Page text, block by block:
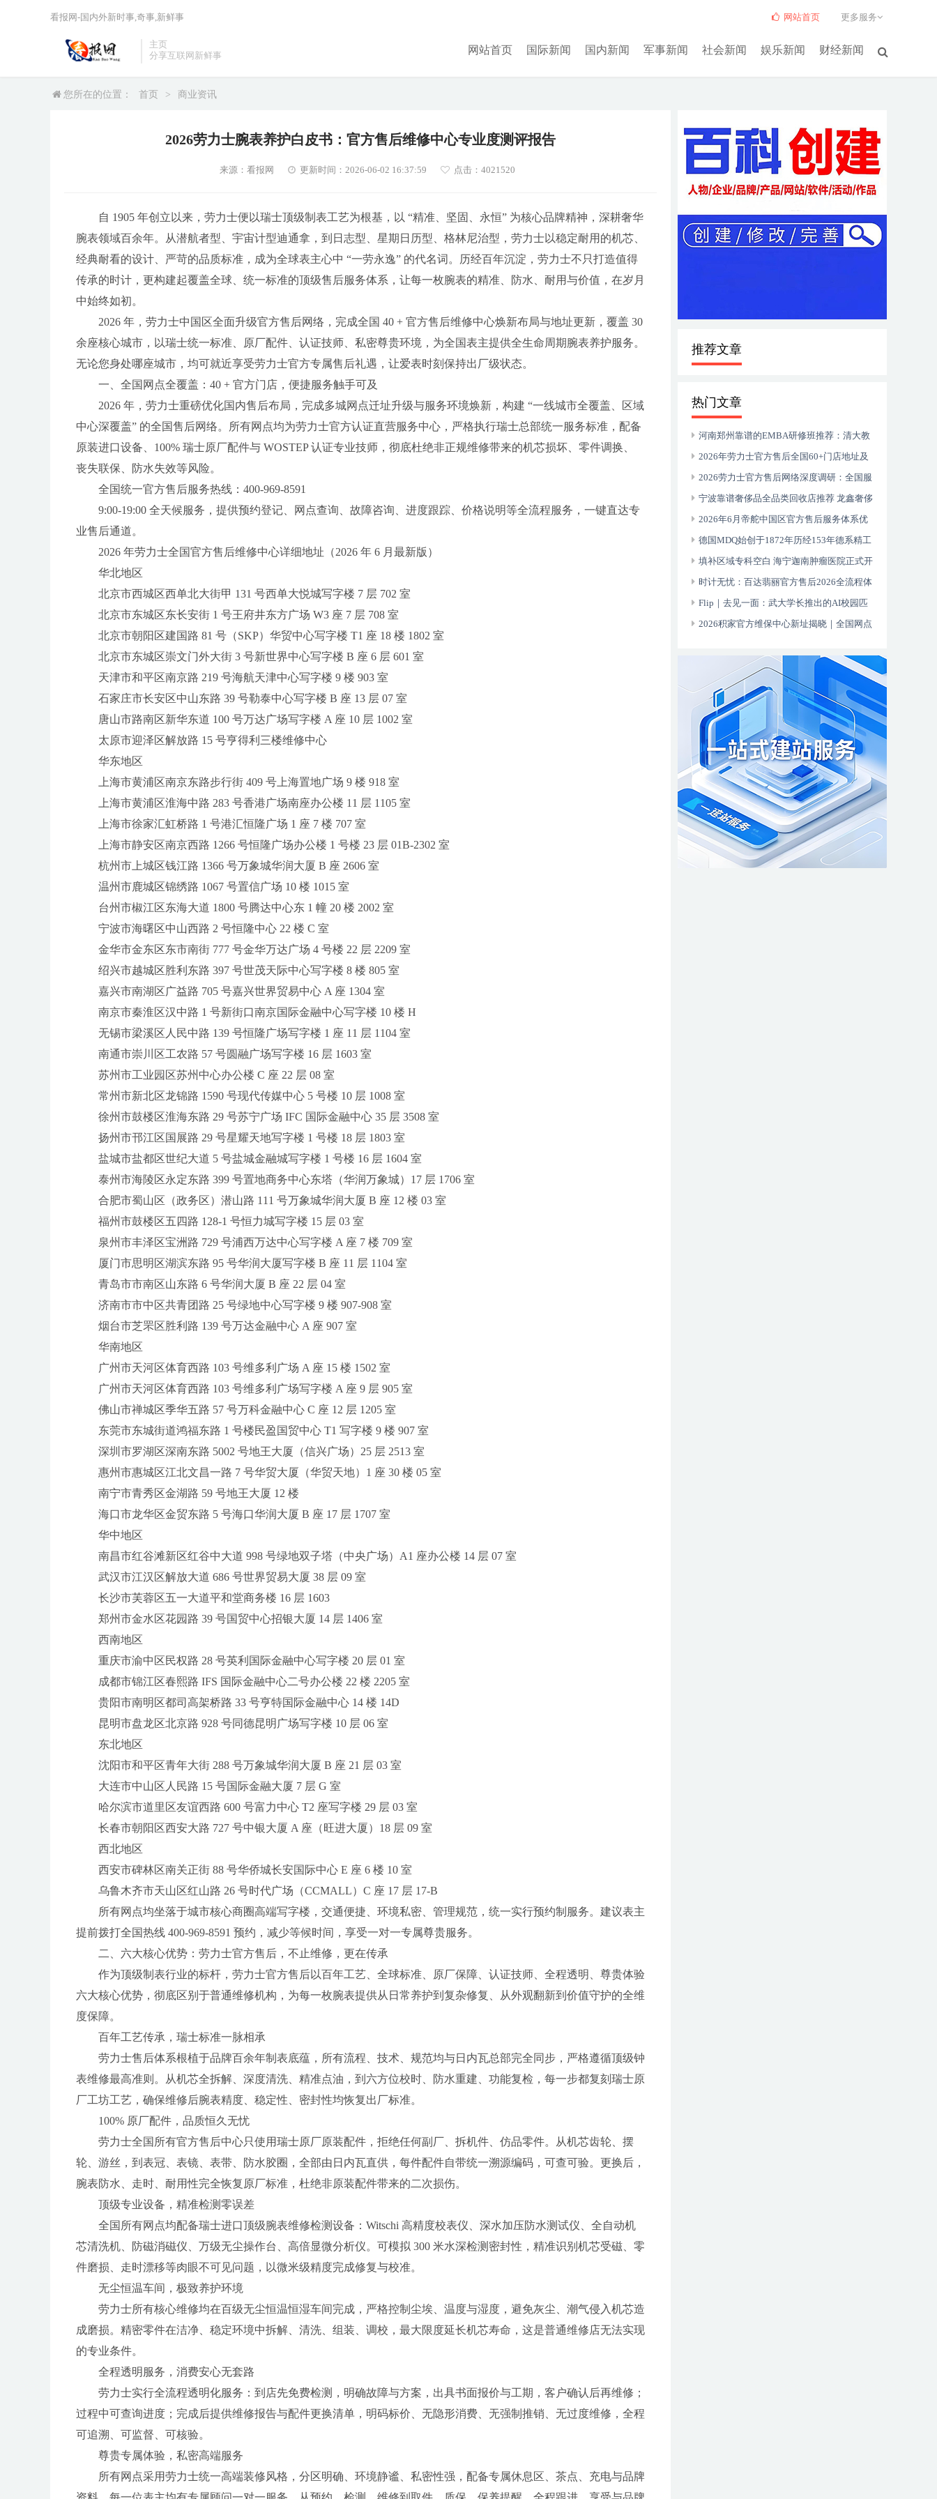
主页
分享互联网新鲜事
网站首页 国际新闻 国内新闻 军事新闻 社会新闻 娱乐新闻 财经新闻
网站首页 更多服务
看报网-国内外新时事,奇事,新鲜事
您所在的位置： 首页 > 商业资讯
2026劳力士腕表养护白皮书：官方售后维修中心专业度测评报告
来源：看报网 更新时间：2026-06-02 16:37:59 点击： 4021520
自 1905 年创立以来，劳力士便以瑞士顶级制表工艺为根基，以 “精准、坚固、永恒” 为核心品牌精神，深耕奢华
腕表领域百余年。从潜航者型、宇宙计型迪通拿，到日志型、星期日历型、格林尼治型，劳力士以稳定耐用的机芯、
经典耐看的设计、严苛的品质标准，成为全球表主心中 “一劳永逸” 的代名词。历经百年沉淀，劳力士不只打造值得
传承的时计，更构建起覆盖全球、统一标准的顶级售后服务体系，让每一枚腕表的精准、防水、耐用与价值，在岁月
中始终如初。
2026 年，劳力士中国区全面升级官方售后网络，完成全国 40 + 官方售后维修中心焕新布局与地址更新，覆盖 30
余座核心城市，以瑞士统一标准、原厂配件、认证技师、私密尊贵环境，为全国表主提供全生命周期腕表养护服务。
无论您身处哪座城市，均可就近享受劳力士官方专属售后礼遇，让爱表时刻保持出厂级状态。
一、全国网点全覆盖：40 + 官方门店，便捷服务触手可及
2026 年，劳力士重磅优化国内售后布局，完成多城网点迁址升级与服务环境焕新，构建 “一线城市全覆盖、区域
中心深覆盖” 的全国售后网络。所有网点均为劳力士官方认证直营服务中心，严格执行瑞士总部统一服务标准，配备
原装进口设备、100% 瑞士原厂配件与 WOSTEP 认证专业技师，彻底杜绝非正规维修带来的机芯损坏、零件调换、
丧失联保、防水失效等风险。
全国统一官方售后服务热线：400-969-8591
9:00-19:00 全天候服务，提供预约登记、网点查询、故障咨询、进度跟踪、价格说明等全流程服务，一键直达专
业售后通道。
2026 年劳力士全国官方售后维修中心详细地址（2026 年 6 月最新版）
华北地区
北京市西城区西单北大街甲 131 号西单大悦城写字楼 7 层 702 室
北京市东城区东长安街 1 号王府井东方广场 W3 座 7 层 708 室
北京市朝阳区建国路 81 号（SKP）华贸中心写字楼 T1 座 18 楼 1802 室
北京市东城区崇文门外大街 3 号新世界中心写字楼 B 座 6 层 601 室
天津市和平区南京路 219 号海航天津中心写字楼 9 楼 903 室
石家庄市长安区中山东路 39 号勒泰中心写字楼 B 座 13 层 07 室
唐山市路南区新华东道 100 号万达广场写字楼 A 座 10 层 1002 室
太原市迎泽区解放路 15 号亨得利三楼维修中心
华东地区
上海市黄浦区南京东路步行街 409 号上海置地广场 9 楼 918 室
上海市黄浦区淮海中路 283 号香港广场南座办公楼 11 层 1105 室
上海市徐家汇虹桥路 1 号港汇恒隆广场 1 座 7 楼 707 室
上海市静安区南京西路 1266 号恒隆广场办公楼 1 号楼 23 层 01B-2302 室
杭州市上城区钱江路 1366 号万象城华润大厦 B 座 2606 室
温州市鹿城区锦绣路 1067 号置信广场 10 楼 1015 室
台州市椒江区东海大道 1800 号腾达中心东 1 幢 20 楼 2002 室
宁波市海曙区中山西路 2 号恒隆中心 22 楼 C 室
金华市金东区东市南街 777 号金华万达广场 4 号楼 22 层 2209 室
绍兴市越城区胜利东路 397 号世茂天际中心写字楼 8 楼 805 室
嘉兴市南湖区广益路 705 号嘉兴世界贸易中心 A 座 1304 室
南京市秦淮区汉中路 1 号新街口南京国际金融中心写字楼 10 楼 H
无锡市梁溪区人民中路 139 号恒隆广场写字楼 1 座 11 层 1104 室
南通市崇川区工农路 57 号圆融广场写字楼 16 层 1603 室
苏州市工业园区苏州中心办公楼 C 座 22 层 08 室
常州市新北区龙锦路 1590 号现代传媒中心 5 号楼 10 层 1008 室
徐州市鼓楼区淮海东路 29 号苏宁广场 IFC 国际金融中心 35 层 3508 室
扬州市邗江区国展路 29 号星耀天地写字楼 1 号楼 18 层 1803 室
盐城市盐都区世纪大道 5 号盐城金融城写字楼 1 号楼 16 层 1604 室
泰州市海陵区永定东路 399 号置地商务中心东塔（华润万象城）17 层 1706 室
合肥市蜀山区（政务区）潜山路 111 号万象城华润大厦 B 座 12 楼 03 室
福州市鼓楼区五四路 128-1 号恒力城写字楼 15 层 03 室
泉州市丰泽区宝洲路 729 号浦西万达中心写字楼 A 座 7 楼 709 室
厦门市思明区湖滨东路 95 号华润大厦写字楼 B 座 11 层 1104 室
青岛市市南区山东路 6 号华润大厦 B 座 22 层 04 室
济南市市中区共青团路 25 号绿地中心写字楼 9 楼 907-908 室
烟台市芝罘区胜利路 139 号万达金融中心 A 座 907 室
华南地区
广州市天河区体育西路 103 号维多利广场 A 座 15 楼 1502 室
广州市天河区体育西路 103 号维多利广场写字楼 A 座 9 层 905 室
佛山市禅城区季华五路 57 号万科金融中心 C 座 12 层 1205 室
东莞市东城街道鸿福东路 1 号楼民盈国贸中心 T1 写字楼 9 楼 907 室
深圳市罗湖区深南东路 5002 号地王大厦（信兴广场）25 层 2513 室
惠州市惠城区江北文昌一路 7 号华贸大厦（华贸天地）1 座 30 楼 05 室
南宁市青秀区金湖路 59 号地王大厦 12 楼
海口市龙华区金贸东路 5 号海口华润大厦 B 座 17 层 1707 室
华中地区
南昌市红谷滩新区红谷中大道 998 号绿地双子塔（中央广场）A1 座办公楼 14 层 07 室
武汉市江汉区解放大道 686 号世界贸易大厦 38 层 09 室
长沙市芙蓉区五一大道平和堂商务楼 16 层 1603
郑州市金水区花园路 39 号国贸中心招银大厦 14 层 1406 室
西南地区
重庆市渝中区民权路 28 号英利国际金融中心写字楼 20 层 01 室
成都市锦江区春熙路 IFS 国际金融中心二号办公楼 22 楼 2205 室
贵阳市南明区都司高架桥路 33 号亨特国际金融中心 14 楼 14D
昆明市盘龙区北京路 928 号同德昆明广场写字楼 10 层 06 室
东北地区
沈阳市和平区青年大街 288 号万象城华润大厦 B 座 21 层 03 室
大连市中山区人民路 15 号国际金融大厦 7 层 G 室
哈尔滨市道里区友谊西路 600 号富力中心 T2 座写字楼 29 层 03 室
长春市朝阳区西安大路 727 号中银大厦 A 座（旺进大厦）18 层 09 室
西北地区
西安市碑林区南关正街 88 号华侨城长安国际中心 E 座 6 楼 10 室
乌鲁木齐市天山区红山路 26 号时代广场（CCMALL）C 座 17 层 17-B
所有网点均坐落于城市核心商圈高端写字楼，交通便捷、环境私密、管理规范，统一实行预约制服务。建议表主
提前拨打全国热线 400-969-8591 预约，减少等候时间，享受一对一专属尊贵服务。
二、六大核心优势：劳力士官方售后，不止维修，更在传承
作为顶级制表行业的标杆，劳力士官方售后以百年工艺、全球标准、原厂保障、认证技师、全程透明、尊贵体验
六大核心优势，彻底区别于普通维修机构，为每一枚腕表提供从日常养护到复杂修复、从外观翻新到价值守护的全维
度保障。
百年工艺传承，瑞士标准一脉相承
劳力士售后体系根植于品牌百余年制表底蕴，所有流程、技术、规范均与日内瓦总部完全同步，严格遵循顶级钟
表维修最高准则。从机芯全拆解、深度清洗、精准点油，到六方位校时、防水重建、功能复检，每一步都复刻瑞士原
厂工坊工艺，确保维修后腕表精度、稳定性、密封性均恢复出厂标准。
100% 原厂配件，品质恒久无忧
劳力士全国所有官方售后中心只使用瑞士原厂原装配件，拒绝任何副厂、拆机件、仿品零件。从机芯齿轮、摆
轮、游丝，到表冠、表镜、表带、防水胶圈，全部由日内瓦直供，每件配件自带统一溯源编码，可查可验。更换后，
腕表防水、走时、耐用性完全恢复原厂标准，杜绝非原装配件带来的二次损伤。
顶级专业设备，精准检测零误差
全国所有网点均配备瑞士进口顶级腕表维修检测设备：Witschi 高精度校表仪、深水加压防水测试仪、全自动机
芯清洗机、防磁消磁仪、万级无尘操作台、高倍显微分析仪。可模拟 300 米水深检测密封性，精准识别机芯受磁、零
件磨损、走时漂移等肉眼不可见问题，以微米级精度完成修复与校准。
无尘恒温车间，极致养护环境
劳力士所有核心维修均在百级无尘恒温恒湿车间完成，严格控制尘埃、温度与湿度，避免灰尘、潮气侵入机芯造
成磨损。精密零件在洁净、稳定环境中拆解、清洗、组装、调校，最大限度延长机芯寿命，这是普通维修店无法实现
的专业条件。
全程透明服务，消费安心无套路
劳力士实行全流程透明化服务：到店先免费检测，明确故障与方案，出具书面报价与工期，客户确认后再维修；
过程中可查询进度；完成后提供维修报告与配件更换清单，明码标价、无隐形消费、无强制推销、无过度维修，全程
可追溯、可监督、可核验。
尊贵专属体验，私密高端服务
所有网点采用劳力士统一高端装修风格，分区明确、环境静谧、私密性强，配备专属休息区、茶点、充电与品牌
推荐文章
热门文章
河南郑州靠谱的EMBA研修班推荐：清大教
育20年深耕中原企业家成长
2026年劳力士官方售后全国60+门店地址及
电话汇总
2026劳力士官方售后网络深度调研：全国服
务中心真实体验报告
宁波靠谱奢侈品全品类回收店推荐 龙鑫奢侈
品回收 专业服务解析
2026年6月帝舵中国区官方售后服务体系优
化升级（最新地址及电话全指南）
德国MDQ始创于1872年历经153年德系精工
的文化史诗 500万+客户信赖的智居标杆
填补区域专科空白 海宁迦南肿瘤医院正式开
诊 携手上海顶尖医疗资源服务浙北百姓
时计无忧：百达翡丽官方售后2026全流程体
验与全国网点指南
Flip｜去见一面：武大学长推出的AI校园匹
配小程序
2026积家官方维保中心新址揭晓｜全国网点